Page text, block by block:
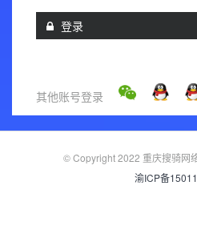
登录
其他账号登录
© Copyright 2022 重庆搜骑网
渝ICP备